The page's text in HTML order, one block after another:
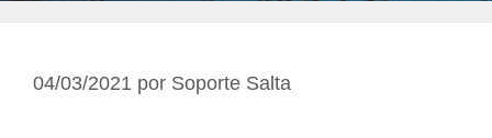
04/03/2021 por Soporte Salta